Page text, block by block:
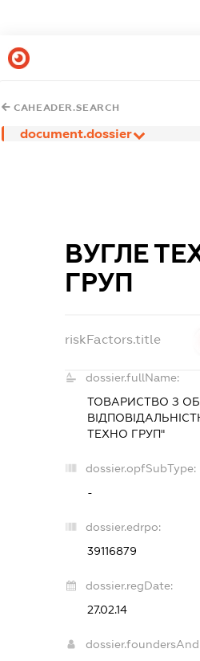
CAHEADER.SEARCH
document.dossier
ВУГЛЕ
ГРУП
riskFactors.title
dossier.fullName:
ТОВАРИСТВО З
ТЕХНО ГРУП"
dossier.opfSubType:
-
dossier.edrpo:
39116879
dossier.regDate:
27.02.14